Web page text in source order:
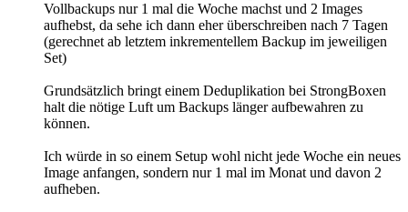
Vollbackups nur 1 mal die Woche machst und 2 Images
aufhebst, da sehe ich dann eher überschreiben nach 7 Tagen
(gerechnet ab letztem inkrementellem Backup im jeweiligen
Set)
Grundsätzlich bringt einem Deduplikation bei StrongBoxen
halt die nötige Luft um Backups länger aufbewahren zu
können.
Ich würde in so einem Setup wohl nicht jede Woche ein neues
Image anfangen, sondern nur 1 mal im Monat und davon 2
aufheben.